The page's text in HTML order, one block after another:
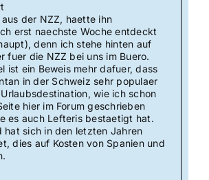
der NZZ, haette ihn
erst naechste Woche entdeckt
denn ich stehe hinten auf
fuer die NZZ bei uns im Buero.
ist ein Beweis mehr dafuer, dass
in der Schweiz sehr populaer
wie ich schon
hier im Forum geschrieben
es auch Lefteris bestaetigt hat.
hat sich in den letzten Jahren
dies auf Kosten von Spanien und